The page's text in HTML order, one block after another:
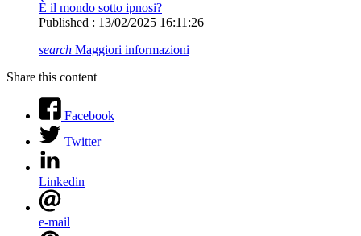
È il mondo sotto ipnosi?
Published : 13/02/2025 16:11:26
search Maggiori informazioni
Share this content
Facebook
Twitter
Linkedin
e-mail